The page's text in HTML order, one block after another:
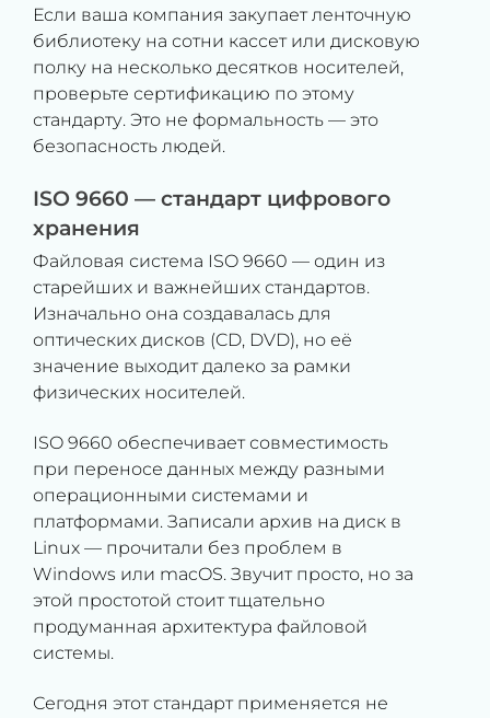
Если ваша компания закупает ленточную
библиотеку на сотни кассет или дисковую
полку на несколько десятков носителей,
проверьте сертификацию по этому
стандарту. Это не формальность — это
безопасность людей.
ISO 9660 — стандарт цифрового
хранения
Файловая система ISO 9660 — один из
старейших и важнейших стандартов.
Изначально она создавалась для
оптических дисков (CD, DVD), но её
значение выходит далеко за рамки
физических носителей.
ISO 9660 обеспечивает совместимость
при переносе данных между разными
операционными системами и
платформами. Записали архив на диск в
Linux — прочитали без проблем в
Windows или macOS. Звучит просто, но за
этой простотой стоит тщательно
продуманная архитектура файловой
системы.
Сегодня этот стандарт применяется не